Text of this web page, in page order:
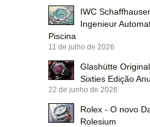
IWC
Ingenieur
Piscina
11 de julho de 2026
Glashütte
Sixties Edição
22 de junho de 2026
Rolex - O novo
Rolesium